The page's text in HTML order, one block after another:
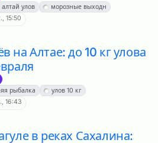
алтай улов морозные выходн
15:50
на Алтае: до 10 кг улова
рыбалка улов 10 кг
16:43
в реках Сахалина: